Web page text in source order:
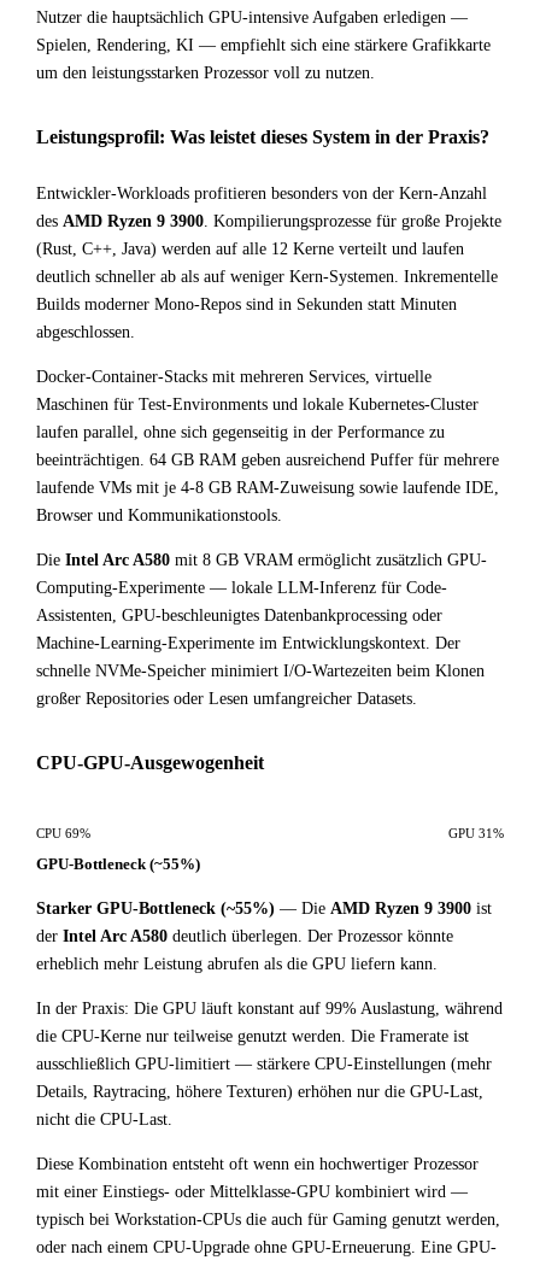
Nutzer die hauptsächlich GPU-intensive Aufgaben erledigen —
Spielen, Rendering, KI — empfiehlt sich eine stärkere Grafikkarte
um den leistungsstarken Prozessor voll zu nutzen.
Leistungsprofil: Was leistet dieses System in der Praxis?
Entwickler-Workloads profitieren besonders von der Kern-Anzahl
des AMD Ryzen 9 3900. Kompilierungsprozesse für große Projekte
(Rust, C++, Java) werden auf alle 12 Kerne verteilt und laufen
deutlich schneller ab als auf weniger Kern-Systemen. Inkrementelle
Builds moderner Mono-Repos sind in Sekunden statt Minuten
abgeschlossen.
Docker-Container-Stacks mit mehreren Services, virtuelle
Maschinen für Test-Environments und lokale Kubernetes-Cluster
laufen parallel, ohne sich gegenseitig in der Performance zu
beeinträchtigen. 64 GB RAM geben ausreichend Puffer für mehrere
laufende VMs mit je 4-8 GB RAM-Zuweisung sowie laufende IDE,
Browser und Kommunikationstools.
Die Intel Arc A580 mit 8 GB VRAM ermöglicht zusätzlich GPU-
Computing-Experimente — lokale LLM-Inferenz für Code-
Assistenten, GPU-beschleunigtes Datenbankprocessing oder
Machine-Learning-Experimente im Entwicklungskontext. Der
schnelle NVMe-Speicher minimiert I/O-Wartezeiten beim Klonen
großer Repositories oder Lesen umfangreicher Datasets.
CPU-GPU-Ausgewogenheit
CPU 69% GPU 31%
GPU-Bottleneck (~55%)
Starker GPU-Bottleneck (~55%) — Die AMD Ryzen 9 3900 ist
der Intel Arc A580 deutlich überlegen. Der Prozessor könnte
erheblich mehr Leistung abrufen als die GPU liefern kann.
In der Praxis: Die GPU läuft konstant auf 99% Auslastung, während
die CPU-Kerne nur teilweise genutzt werden. Die Framerate ist
ausschließlich GPU-limitiert — stärkere CPU-Einstellungen (mehr
Details, Raytracing, höhere Texturen) erhöhen nur die GPU-Last,
nicht die CPU-Last.
Diese Kombination entsteht oft wenn ein hochwertiger Prozessor
mit einer Einstiegs- oder Mittelklasse-GPU kombiniert wird —
typisch bei Workstation-CPUs die auch für Gaming genutzt werden,
oder nach einem CPU-Upgrade ohne GPU-Erneuerung. Eine GPU-